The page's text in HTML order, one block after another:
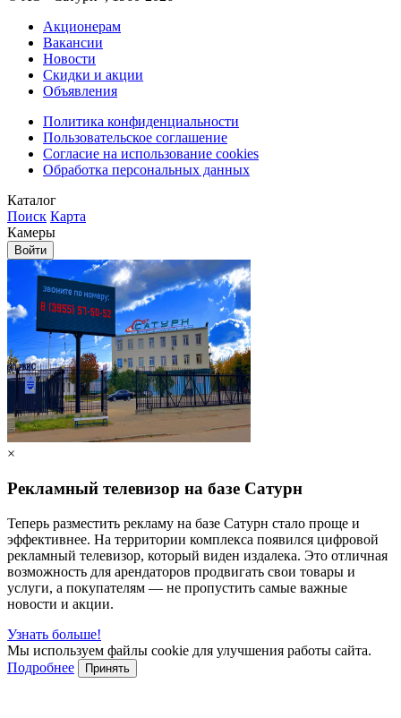
Акционерам
Вакансии
Новости
Скидки и акции
Объявления
Политика конфиденциальности
Пользовательское соглашение
Согласие на использование cookies
Обработка персональных данных
Каталог
Поиск Карта
Камеры
Войти
×
Рекламный телевизор на базе Сатурн
Теперь разместить рекламу на базе Сатурн стало проще и
эффективнее. На территории комплекса появился цифровой
рекламный телевизор, который виден издалека. Это отличная
возможность для арендаторов продвигать свои товары и
услуги, а покупателям — не пропустить самые важные
новости и акции.
Узнать больше!
Мы используем файлы cookie для улучшения работы сайта.
Подробнее
Принять